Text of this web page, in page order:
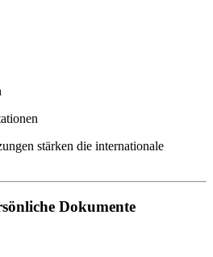
stärken die internationale
Dokumente